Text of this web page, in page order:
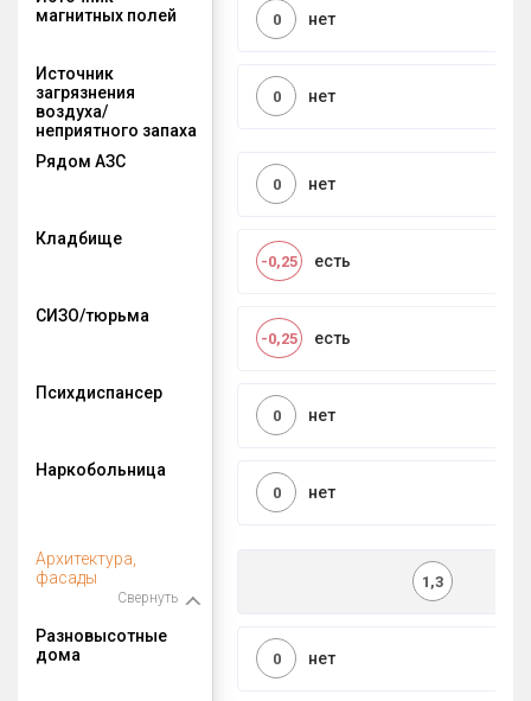
магнитных полей
нет
0
Источник
загрязнения
воздуха/
неприятного запаха
нет
0
Рядом АЗС
нет
0
Кладбище
есть
-0,25
СИЗО/тюрьма
есть
-0,25
Психдиспансер
нет
0
Наркобольница
нет
0
Архитектура,
фасады
Свернуть
1,3
Разновысотные
дома
нет
0